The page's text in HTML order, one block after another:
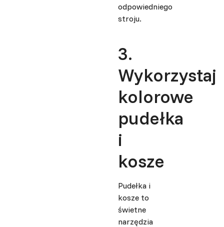
odpowiedniego
stroju.
3.
Wykorzystaj
kolorowe
pudełka
i
kosze
Pudełka i
kosze to
świetne
narzędzia